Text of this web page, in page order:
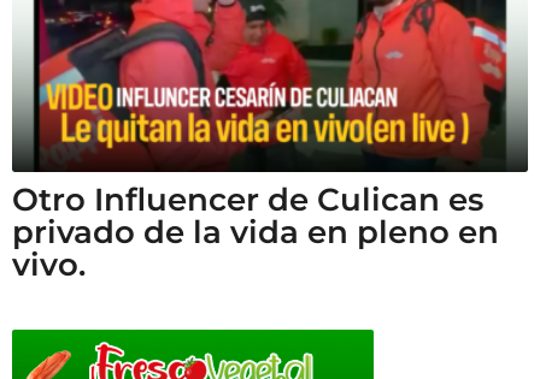
Otro Influencer de Culican es
privado de la vida en pleno en
vivo.